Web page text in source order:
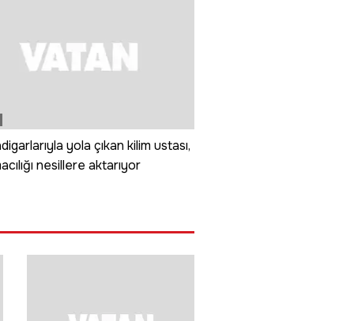
yola çıkan kilim ustası,
nesillere aktarıyor